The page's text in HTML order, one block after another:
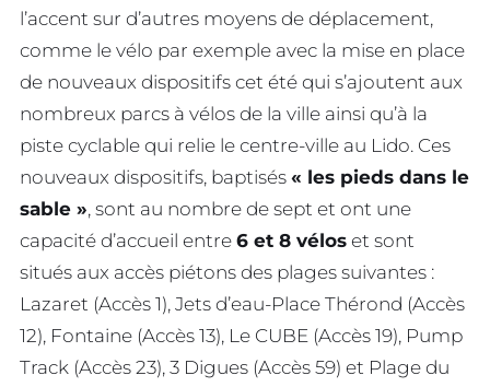
l’accent sur d’autres moyens de déplacement,
comme le vélo par exemple avec la mise en place
de nouveaux dispositifs cet été qui s’ajoutent aux
nombreux parcs à vélos de la ville ainsi qu’à la
piste cyclable qui relie le centre-ville au Lido. Ces
nouveaux dispositifs, baptisés « les pieds dans le
sable », sont au nombre de sept et ont une
capacité d’accueil entre 6 et 8 vélos et sont
situés aux accès piétons des plages suivantes :
Lazaret (Accès 1), Jets d’eau-Place Thérond (Accès
12), Fontaine (Accès 13), Le CUBE (Accès 19), Pump
Track (Accès 23), 3 Digues (Accès 59) et Plage du